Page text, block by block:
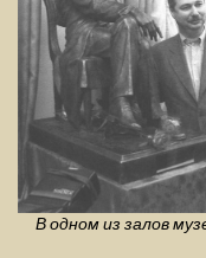
В одном из залов